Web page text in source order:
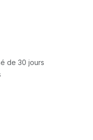
de 30 jours